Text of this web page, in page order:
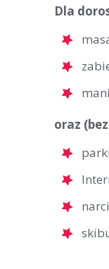
Dla
oraz